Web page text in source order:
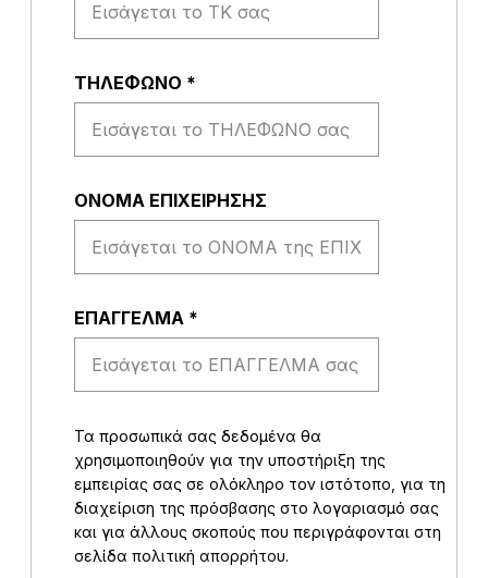
ΤΗΛΕΦΩΝΟ *
ΟΝΟΜΑ ΕΠΙΧΕΙΡΗΣΗΣ
EΠΑΓΓΕΛΜΑ *
Τα προσωπικά σας δεδομένα θα
χρησιμοποιηθούν για την υποστήριξη της
εμπειρίας σας σε ολόκληρο τον ιστότοπο, για τη
διαχείριση της πρόσβασης στο λογαριασμό σας
και για άλλους σκοπούς που περιγράφονται στη
σελίδαπολιτική απορρήτου.